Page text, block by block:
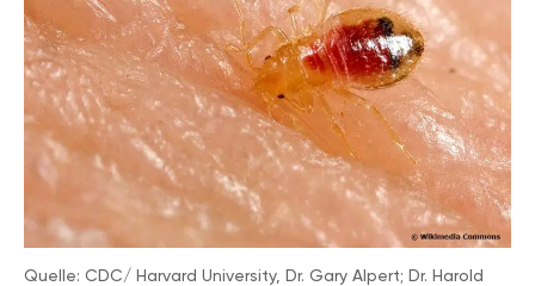
Quelle: CDC/ Harvard University, Dr. Gary Alpert; Dr. Harold